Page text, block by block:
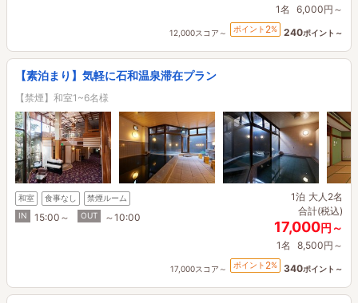
1名 6,000円～
12,000スコア～ ポイント 2% 240ポイント～
【素泊まり】気軽に石和温泉滞在プラン
【禁煙】和室1~6名様
和室 食事なし
禁煙ルーム
IN
15:00～ OUT ～10:00
1泊 大人2名
合計(税込)
17,000円～
1名 8,500円～
17,000スコア～ ポイント 2% 340ポイント～